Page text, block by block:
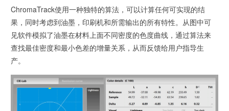
ChromaTrack使用一种独特的算法，可以计算任何可实现的结
果，同时考虑到油墨，印刷机和所需输出的所有特性。从图中可
见软件模拟了油墨在材料上面不同密度的色度曲线，通过算法来
查找最佳密度和最小色差的增量关系，从而反馈给用户指导生
产。